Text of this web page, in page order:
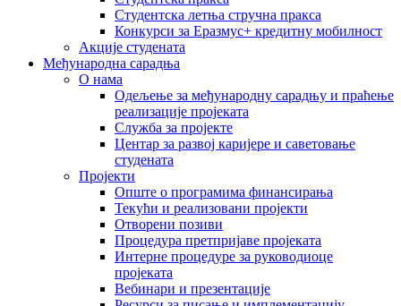
Студентска летња стручна пракса
Конкурси за Еразмус+ кредитну мобилност
Акције студената
Међународна сарадња
О нама
Одељење за међународну сарадњу и праћење
реализације пројеката
Служба за пројекте
Центар за развој каријере и саветовање
студената
Пројекти
Опште о програмима финансирања
Текући и реализовани пројекти
Отворени позиви
Процедура претпријаве пројеката
Интерне процедуре за руководиоце
пројеката
Вебинари и презентације